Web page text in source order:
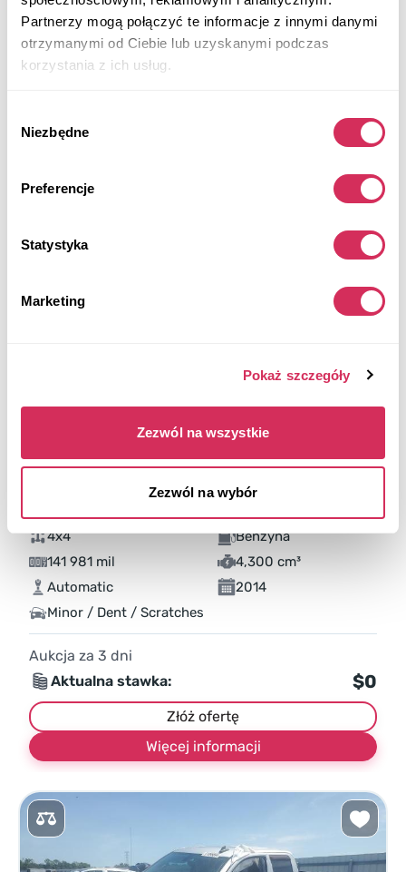
Partnerzy mogą połączyć te informacje z innymi danymi
otrzymanymi od Ciebie lub uzyskanymi podczas
korzystania z ich usług.
zgody
Niezbędne
Preferencje
Statystyka
Marketing
Pokaż szczegóły
Zezwól na wszystkie
Zezwól na wybór
Aukcja za4 dni
Aktualna stawka:
2014 CHEVROLET SILVERADO K1500 LT
4x4
Benzyna
141 981 mil
4,300 cm³
Automatic
2014
Minor / Dent / Scratches
Aukcja za 3 dni
Aktualna stawka:
$0
Złóż ofertę
Więcej informacji